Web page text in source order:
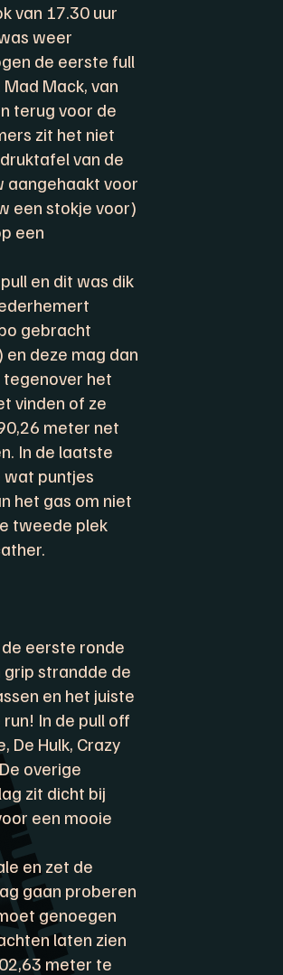
van 17.30 uur
weer
de eerste full
Mack, van
terug voor de
zit het niet
van de
aangehaakt voor
een stokje voor)
een
en dit was dik
gebracht
deze mag dan
tegenover het
vinden of ze
meter net
In de laatste
wat puntjes
het gas om niet
tweede plek
de eerste ronde
grip strandde de
en het juiste
In de pull off
Hulk, Crazy
overige
zit dicht bij
een mooie
en zet de
gaan proberen
genoegen
laten zien
meter te